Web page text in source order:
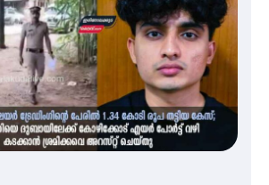
ഇരിങ്ങാലക്കുടയിൽ പി.കെ.
ചാത്തൻ മാസ്റ്ററുടെ പ്രതിമ
സ്ഥാപിക്കണം – കെ.പി.എം.എസ്
അമ്മന്നൂർ ചാച്ചുചാക്യാർ സ്മാരക
ഗുരുകുലത്തിലെ അഞ്ചാം
തലമുറയിലെ വിദ്യാർത്ഥിനിയായ